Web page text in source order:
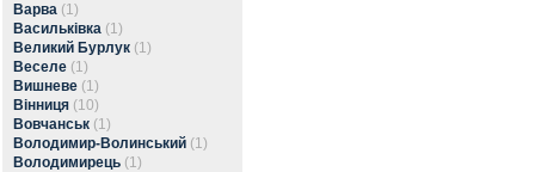
Варва (1)
Васильківка (1)
Великий Бурлук (1)
Веселе (1)
Вишневе (1)
Вінниця (10)
Вовчанськ (1)
Володимир-Волинський (1)
Володимирець (1)